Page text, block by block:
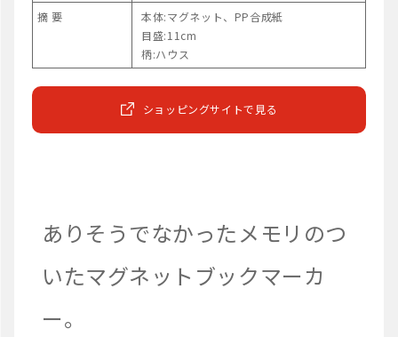
摘 要
本体:マグネット、PP合成紙
目盛:11cm
柄:ハウス
ショッピングサイトで見る
ありそうでなかったメモリのつ
いたマグネットブックマーカ
ー。